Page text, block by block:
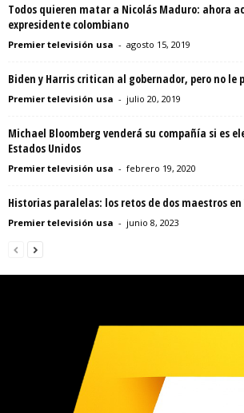
Todos quieren matar a Nicolás Maduro: ahora
expresidente colombiano
Premier televisión usa - agosto 15, 2019
Biden y Harris critican al gobernador, pero no le
Premier televisión usa - julio 20, 2019
Michael Bloomberg venderá su compañía si es
Estados Unidos
Premier televisión usa - febrero 19, 2020
Historias paralelas: los retos de dos maestros en
Premier televisión usa - junio 8, 2023